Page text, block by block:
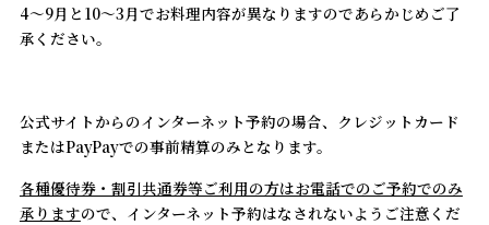
4～9月と10～3月でお料理内容が異なりますのであらかじめご了
承ください。
公式サイトからのインターネット予約の場合、クレジットカード
またはPayPayでの事前精算のみとなります。
各種優待券・割引共通券等ご利用の方はお電話でのご予約でのみ
承りますので、インターネット予約はなされないようご注意くだ